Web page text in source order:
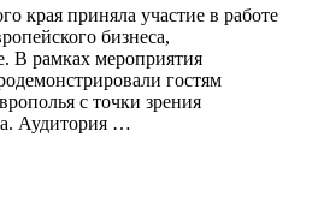
края приняла участие в работе
бизнеса,
В рамках мероприятия
гостям
с точки зрения
Аудитория …